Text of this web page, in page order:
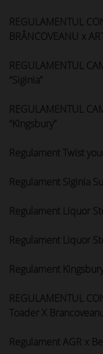
REGULAMENTUL
BRÂNCOVEANU x
REGULAMENTUL
“Siginia”
REGULAMENTUL
“Kingsbury”
Regulament Twist
Regulament Siginia
Regulament Liquor
Regulament Liquor
Regulament
REGULAMENTUL
Toader X
Regulament AGR x